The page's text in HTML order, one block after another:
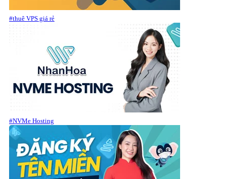
#thuê VPS giá rẻ
#NVMe Hosting